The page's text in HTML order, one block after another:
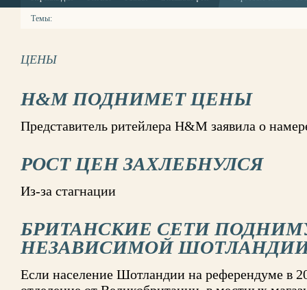
Темы:
ЦЕНЫ
H&M ПОДНИМЕТ ЦЕНЫ
Представитель ритейлера H&M заявила о
РОСТ ЦЕН ЗАХЛЕБНУЛСЯ
Из-за стагнации
БРИТАНСКИЕ СЕТИ
НЕЗАВИСИМОЙ
Если население Шотландии на референдуме в